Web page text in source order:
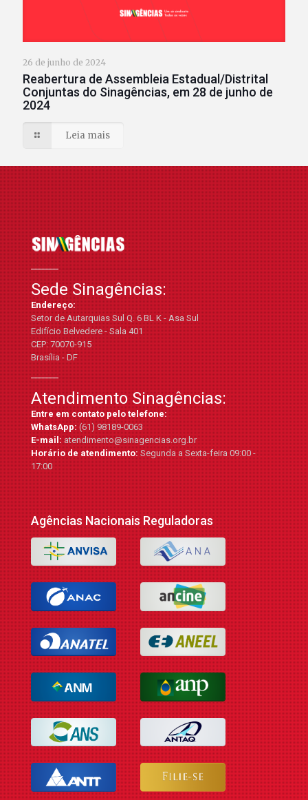
26 de junho de 2024
Reabertura de Assembleia Estadual/Distrital
Conjuntas do Sinagências, em 28 de junho de
2024
Leia mais
Sede Sinagências:
Endereço:
Setor de Autarquias Sul Q. 6 BL K - Asa Sul
Edifício Belvedere - Sala 401
CEP: 70070-915
Brasília - DF
Atendimento Sinagências:
Entre em contato pelo telefone:
WhatsApp:(61) 98189-0063
E-mail:atendimento@sinagencias.org.br
Horário de atendimento:Segunda a Sexta-feira 09:00 -
17:00
Agências Nacionais Reguladoras